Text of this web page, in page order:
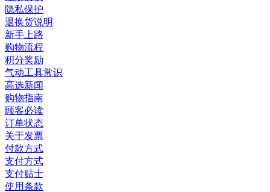
隐私保护
退换货说明
新手上路
购物流程
积分奖励
气动工具常识
高选新闻
购物指南
顾客必读
订单状态
关于发票
付款方式
支付方式
支付贴士
使用条款